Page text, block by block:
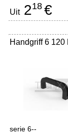
Uit218 €
Handgriff 6 120
serie 6--